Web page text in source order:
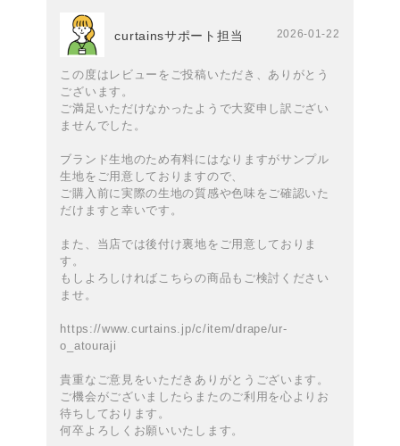
curtainsサポート担当 2026-01-22
この度はレビューをご投稿いただき、ありがとう
ございます。
ご満足いただけなかったようで大変申し訳ござい
ませんでした。
ブランド生地のため有料にはなりますがサンプル
生地をご用意しておりますので、
ご購入前に実際の生地の質感や色味をご確認いた
だけますと幸いです。
また、当店では後付け裏地をご用意しておりま
す。
もしよろしければこちらの商品もご検討ください
ませ。
https://www.curtains.jp/c/item/drape/ur-
o_atouraji
貴重なご意見をいただきありがとうございます。
ご機会がございましたらまたのご利用を心よりお
待ちしております。
何卒よろしくお願いいたします。